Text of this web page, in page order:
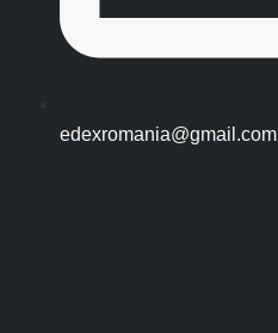
edexromania@gmail.com